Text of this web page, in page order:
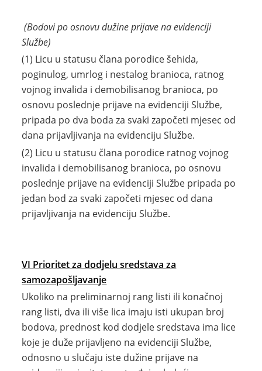
(Bodovi po osnovu dužine prijave na evidenciji
Službe)
(1) Licu u statusu člana porodice šehida,
poginulog, umrlog i nestalog branioca, ratnog
vojnog invalida i demobilisanog branioca, po
osnovu poslednje prijave na evidenciji Službe,
pripada po dva boda za svaki započeti mjesec od
dana prijavljivanja na evidenciju Službe.
(2) Licu u statusu člana porodice ratnog vojnog
invalida i demobilisanog branioca, po osnovu
poslednje prijave na evidenciji Službe pripada po
jedan bod za svaki započeti mjesec od dana
prijavljivanja na evidenciju Službe.
VI Prioritet za dodjelusredstava za
samozapošljavanje
Ukoliko na preliminarnoj rang listi ili konačnoj
rang listi, dva ili više lica imaju isti ukupan broj
bodova, prednost kod dodjele sredstava ima lice
koje je duže prijavljeno na evidenciji Službe,
odnosno u slučaju iste dužine prijave na